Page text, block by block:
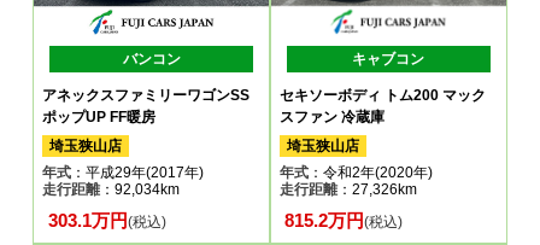
バンコン
アネックスファミリーワゴンSS
ポップUP FF暖房
埼玉狭山店
年式 ：平成29年(2017年)
走行距離：92,034km
303.1万円(税込)
キャブコン
セキソーボディ トム200 マック
スファン 冷蔵庫
埼玉狭山店
年式：令和2年(2020年)
走行距離：27,326km
815.2万円(税込)